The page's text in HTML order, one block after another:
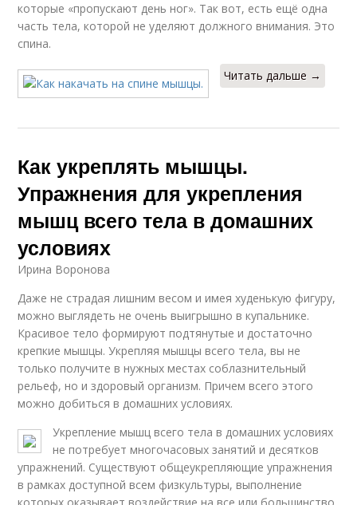
которые «пропускают день ног». Так вот, есть ещё одна
часть тела, которой не уделяют должного внимания. Это
спина.
Читать дальше →
Как укреплять мышцы.
Упражнения для укрепления
мышц всего тела в домашних
условиях
Ирина Воронова
Даже не страдая лишним весом и имея худенькую фигуру,
можно выглядеть не очень выигрышно в купальнике.
Красивое тело формируют подтянутые и достаточно
крепкие мышцы. Укрепляя мышцы всего тела, вы не
только получите в нужных местах соблазнительный
рельеф, но и здоровый организм. Причем всего этого
можно добиться в домашних условиях.
Укрепление мышц всего тела в домашних условиях
не потребует многочасовых занятий и десятков
упражнений. Существуют общеукрепляющие упражнения
в рамках доступной всем физкультуры, выполнение